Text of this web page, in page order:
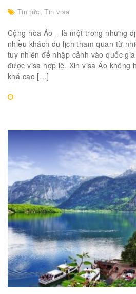
Tin tức,Tin visa
Cộng hòa Áo – là một trong những
nhiều khách du lịch tham quan từ
tuy nhiên để nhập cảnh vào quốc
được visa hợp lệ. Xin visa Áo không
khá cao […]